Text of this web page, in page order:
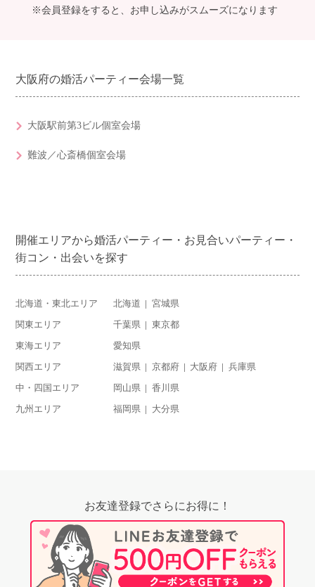
※会員登録をすると、お申し込みがスムーズになります
大阪府の婚活パーティー会場一覧
大阪駅前第3ビル個室会場
難波／心斎橋個室会場
開催エリアから婚活パーティー・お見合いパーティー・
街コン・出会いを探す
北海道・東北エリア 北海道 宮城県
関東エリア 千葉県 東京都
東海エリア 愛知県
関西エリア 滋賀県 京都府 大阪府 兵庫県
中・四国エリア 岡山県 香川県
九州エリア 福岡県 大分県
お友達登録でさらにお得に！